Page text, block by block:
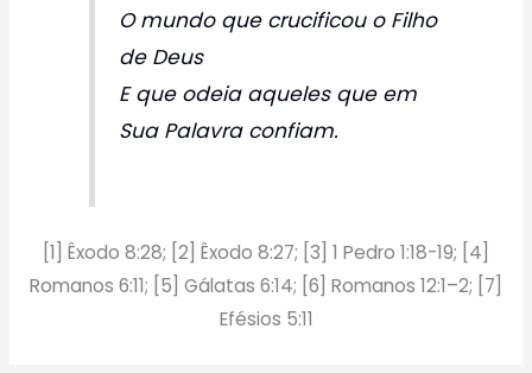
O mundo que crucificou o Filho
de Deus
E que odeia aqueles que em
Sua Palavra confiam.
[1] Êxodo 8:28; [2] Êxodo 8:27; [3] 1 Pedro 1:18-19; [4]
Romanos 6:11; [5] Gálatas 6:14; [6] Romanos 12:1–2; [7]
Efésios 5:11